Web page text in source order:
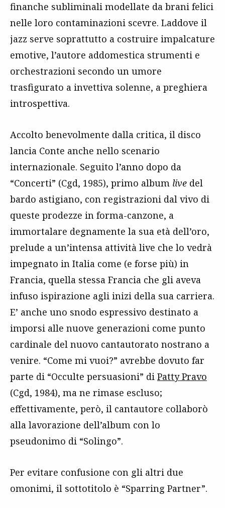
finanche subliminali modellate da brani felici
nelle loro contaminazioni scevre. Laddove il
jazz serve soprattutto a costruire impalcature
emotive, l’autore addomestica strumenti e
orchestrazioni secondo un umore
trasfigurato a invettiva solenne, a preghiera
introspettiva.
Accolto benevolmente dalla critica, il disco
lancia Conte anche nello scenario
internazionale. Seguito l’anno dopo da
“Concerti” (Cgd, 1985), primo album live del
bardo astigiano, con registrazioni dal vivo di
queste prodezze in forma-canzone, a
immortalare degnamente la sua età dell’oro,
prelude a un’intensa attività live che lo vedrà
impegnato in Italia come (e forse più) in
Francia, quella stessa Francia che gli aveva
infuso ispirazione agli inizi della sua carriera.
E’ anche uno snodo espressivo destinato a
imporsi alle nuove generazioni come punto
cardinale del nuovo cantautorato nostrano a
venire. “Come mi vuoi?” avrebbe dovuto far
parte di “Occulte persuasioni” di Patty Pravo
(Cgd, 1984), ma ne rimase escluso;
effettivamente, però, il cantautore collaborò
alla lavorazione dell’album con lo
pseudonimo di “Solingo”.
Per evitare confusione con gli altri due
omonimi, il sottotitolo è “Sparring Partner”.